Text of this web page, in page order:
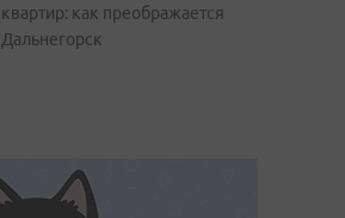
квартир: как преображается
Дальнегорск